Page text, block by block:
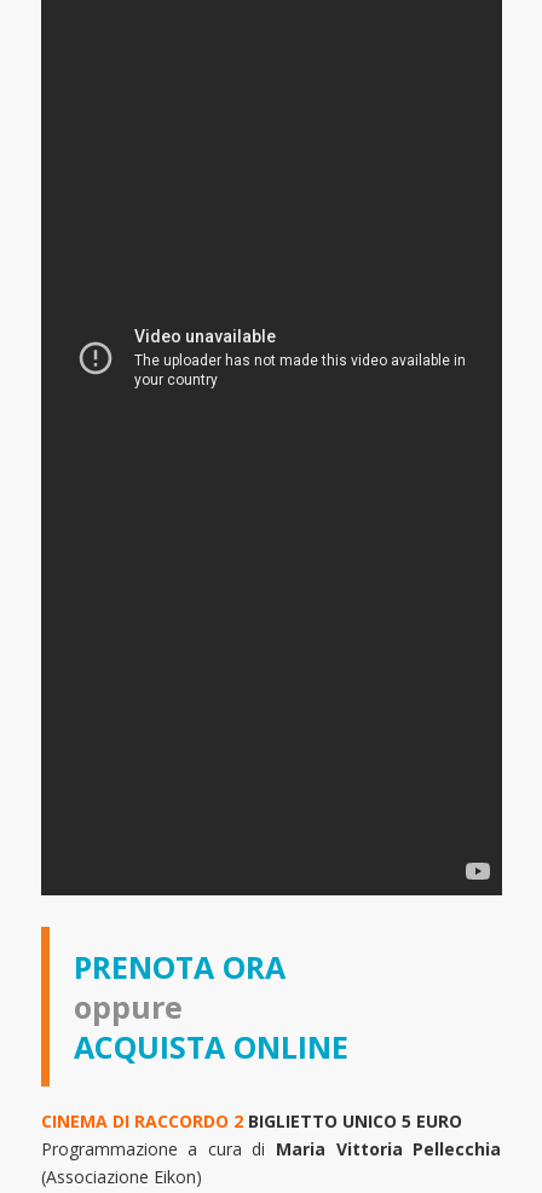
PRENOTA ORA
oppure
ACQUISTA ONLINE
CINEMA DI RACCORDO 2 BIGLIETTO UNICO 5 EURO
Programmazione a cura di Maria Vittoria Pellecchia
(Associazione Eikon)